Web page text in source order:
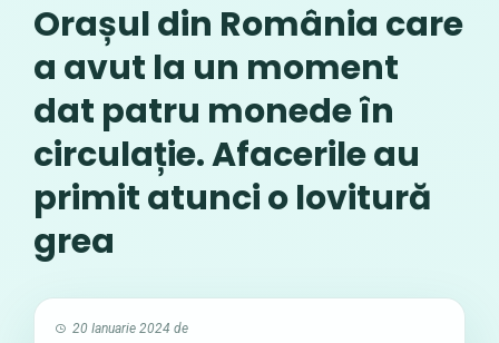
Orașul din România care
a avut la un moment
dat patru monede în
circulație. Afacerile au
primit atunci o lovitură
grea
20 Ianuarie 2024 de